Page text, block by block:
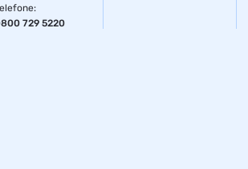
:
729 5220